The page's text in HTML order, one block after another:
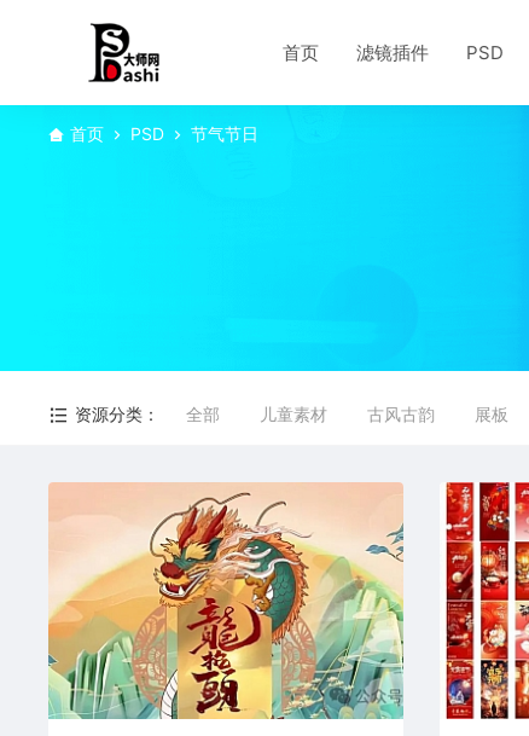
首页 滤镜插件 PSD
首页 PSD 节气节日
资源分类： 全部 儿童素材 古风古韵 展板